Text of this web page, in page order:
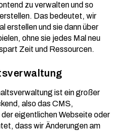
zu verwalten und so
Das bedeutet, wir
erstellen und sie dann über
ohne sie jedes Mal neu
Zeit und Ressourcen.
ist ein großer
also das CMS,
eigentlichen Webseite oder
dass wir Änderungen am